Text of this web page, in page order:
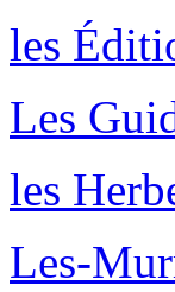
les
Les
les
Les-